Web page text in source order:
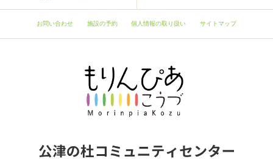
お問い合わせ 施設の予約 個人情報の取り扱い サイトマップ